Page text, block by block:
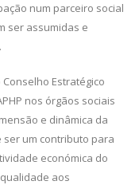
num parceiro social
ser assumidas e
Estratégico
nos órgãos sociais
e dinâmica da
um contributo para
económica do
aos